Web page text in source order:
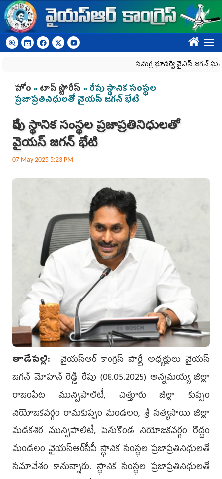
Skip to main content
????
స‌మ‌గ్ర భూస‌ర్వే వైఎస్ జ‌గ‌న్ ఘ‌న‌త
You are here
హోం »టాప్ స్టోరీస్ » రేపు స్థానిక సంస్థ‌ల
ప్ర‌జాప్ర‌తినిధుల‌తో వైయ‌స్ జ‌గ‌న్ భేటి
రేపు స్థానిక సంస్థ‌ల ప్ర‌జాప్ర‌తినిధుల‌తో
వైయ‌స్ జ‌గ‌న్ భేటి
07 May 2025 5:23 PM
తాడేప‌ల్లి: వైయ‌స్ఆర్ కాంగ్రెస్ పార్టీ అధ్య‌క్షులు వైయ‌స్
జ‌గ‌న్ మోహ‌న్ రెడ్డి రేపు (08.05.2025) అన్నమయ్య జిల్లా
రాజంపేట మున్సిపాలిటీ, చిత్తూరు జిల్లా కుప్పం
నియోజకవర్గం రామకుప్పం మండలం, శ్రీ సత్యసాయి జిల్లా
మడకశిర మున్సిపాలిటీ, పెనుకొండ నియోజకవర్గం రొద్దం
మండలం వైయ‌స్ఆర్‌సీపీ స్ధానిక సంస్ధల ప్రజాప్రతినిధులతో
స‌మావేశం కానున్నారు. స్ధానిక సంస్ధల ప్రజాప్రతినిధులతో